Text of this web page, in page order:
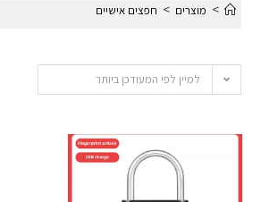
> מוצרים > חפצים אישיים
למיין לפי המעודכן ביותר